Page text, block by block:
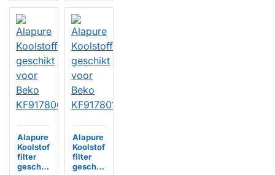
Alapure
Koolstof
filter
geschik
Alapure
Koolstof
filter
geschik